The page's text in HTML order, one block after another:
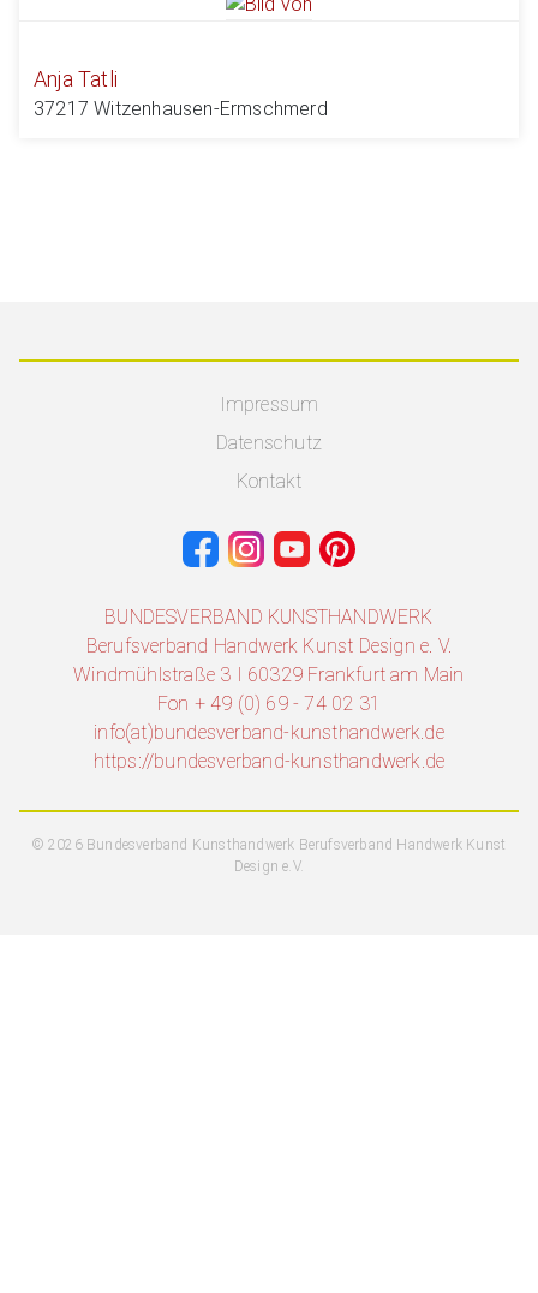
Anja Tatli
37217 Witzenhausen-Ermschmerd
Impressum
Datenschutz
Kontakt
BUNDESVERBAND KUNSTHANDWERK
Berufsverband Handwerk Kunst Design e. V.
Windmühlstraße 3 I 60329 Frankfurt am Main
Fon + 49 (0) 69 - 74 02 31
info(at)bundesverband-kunsthandwerk.de
https://bundesverband-kunsthandwerk.de
© 2026 Bundesverband Kunsthandwerk Berufsverband Handwerk Kunst
Design e.V.